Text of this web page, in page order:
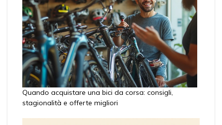
Quando acquistare una bici da corsa: consigli,
stagionalità e offerte migliori